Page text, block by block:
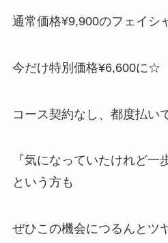
通常価格¥9,900のフェイシ
今だけ特別価格¥6,600に☆
コース契約なし、都度払い
『気になっていたけれど一
という方も
ぜひこの機会につるんとツ